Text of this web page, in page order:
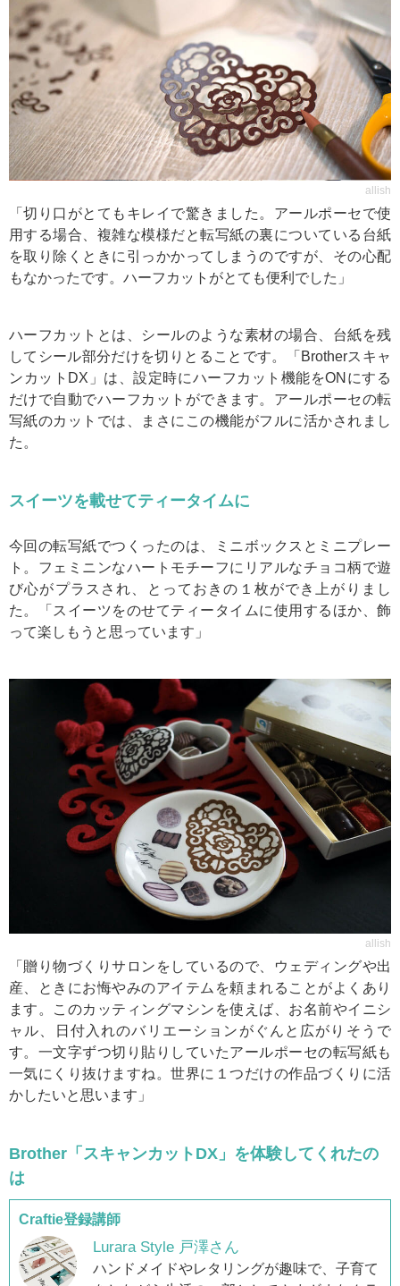
allish
「切り口がとてもキレイで驚きました。アールポーセで使
用する場合、複雑な模様だと転写紙の裏についている台紙
を取り除くときに引っかかってしまうのですが、その心配
もなかったです。ハーフカットがとても便利でした」
ハーフカットとは、シールのような素材の場合、台紙を残
してシール部分だけを切りとることです。「Brotherスキャ
ンカットDX」は、設定時にハーフカット機能をONにする
だけで自動でハーフカットができます。アールポーセの転
写紙のカットでは、まさにこの機能がフルに活かされまし
た。
スイーツを載せてティータイムに
今回の転写紙でつくったのは、ミニボックスとミニプレー
ト。フェミニンなハートモチーフにリアルなチョコ柄で遊
び心がプラスされ、とっておきの１枚ができ上がりまし
た。「スイーツをのせてティータイムに使用するほか、飾
って楽しもうと思っています」
allish
「贈り物づくりサロンをしているので、ウェディングや出
産、ときにお悔やみのアイテムを頼まれることがよくあり
ます。このカッティングマシンを使えば、お名前やイニシ
ャル、日付入れのバリエーションがぐんと広がりそうで
す。一文字ずつ切り貼りしていたアールポーセの転写紙も
一気にくり抜けますね。世界に１つだけの作品づくりに活
かしたいと思います」
Brother「スキャンカットDX」を体験してくれたの
は
Craftie登録講師
Lurara Style 戸澤さん
ハンドメイドやレタリングが趣味で、子育て